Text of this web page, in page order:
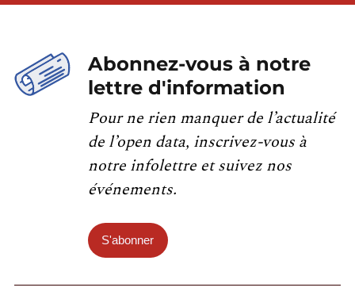
Abonnez-vous à notre
lettre d'information
Pour ne rien manquer de l’actualité
de l’open data, inscrivez-vous à
notre infolettre et suivez nos
événements.
S'abonner